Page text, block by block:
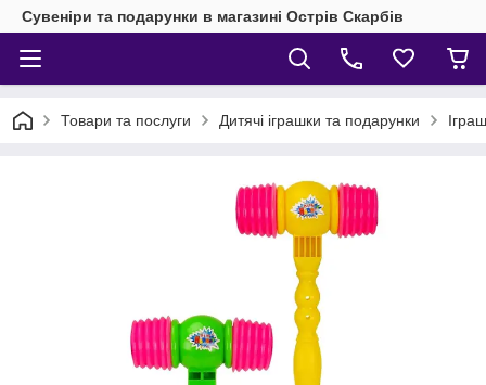
Сувеніри та подарунки в магазині Острів Скарбів
Товари та послуги Дитячі іграшки та подарунки